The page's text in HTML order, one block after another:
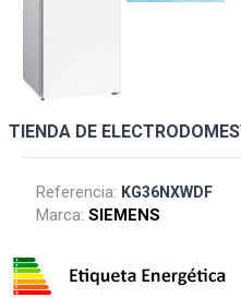
TIENDA DE
Referencia: KG36NXWDF
Marca:SIEMENS